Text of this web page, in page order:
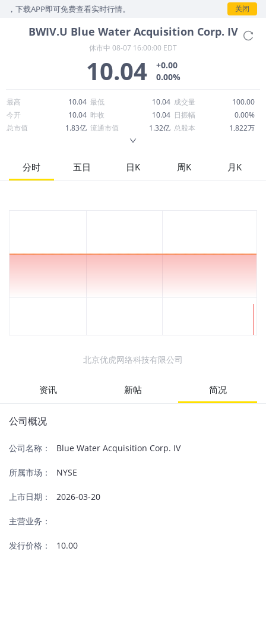
下载APP即可免费查看实时行情。 关闭
BWIV.U Blue Water Acquisition Corp. IV
休市中 08-07 16:00:00 EDT
10.04
+0.00
0.00%
最高 10.04 最低 10.04 成交量
100.00
今开
10.04 昨收 10.04 日振幅
0.00%
总市值
1.83亿 流通市值 1.32亿 总股本
1,822万
52周最高
10.30 市盈率
-214.57
股息
分时 五日 日K 周K 月K
北京优虎网络科技有限公司
资讯 新帖 简况
公司概况
公司名称： Blue Water Acquisition Corp. IV
所属市场： NYSE
上市日期： 2026-03-20
主营业务：
发行价格： 10.00